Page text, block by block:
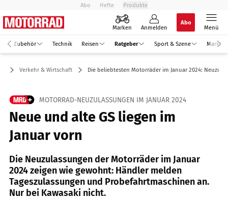
Abo Hefte Produkte
Marken Anmelden
Abo
Menü
Zubehör Technik Reisen Ratgeber Sport & Szene Markt
Verkehr & Wirtschaft Die beliebtesten Motorräder im Januar 2024:
MOTORRAD-NEUZULASSUNGEN IM JANUAR 2024
Neue und alte GS liegen im
Januar vorn
Die Neuzulassungen der Motorräder im Januar
2024 zeigen wie gewohnt: Händler melden
Tageszulassungen und Probefahrtmaschinen an.
Nur bei Kawasaki nicht.